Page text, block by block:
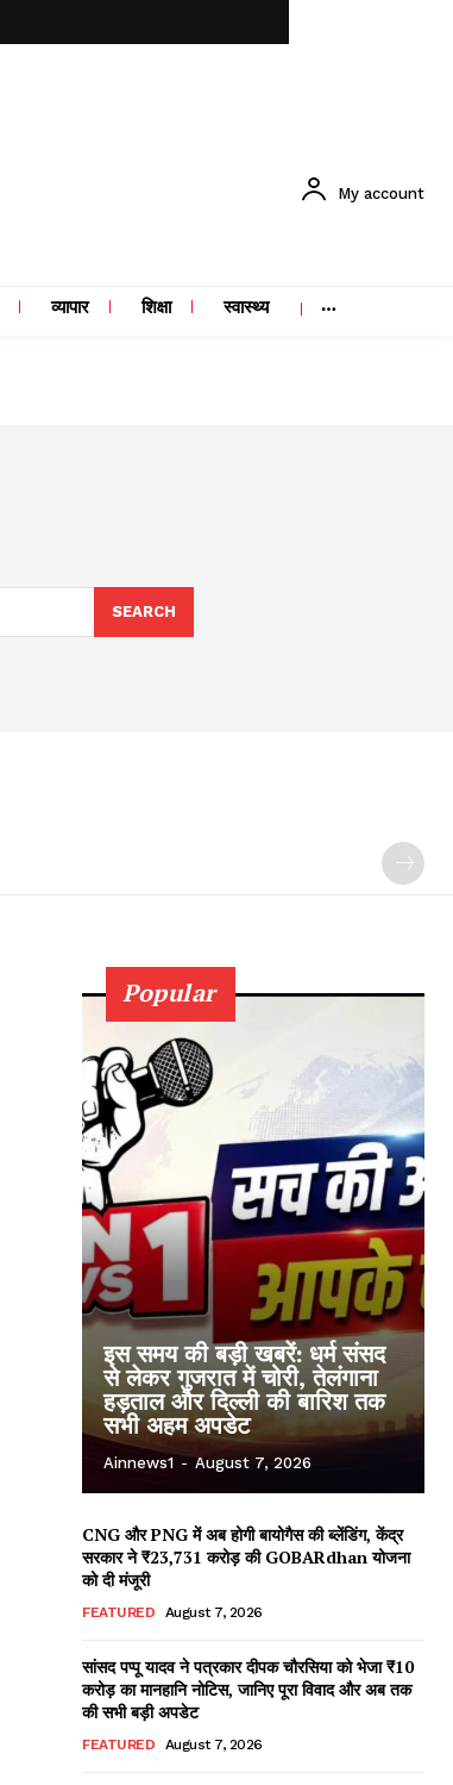
My account
व्यापार शिक्षा स्वास्थ्य
SEARCH
Popular
इस समय की बड़ी खबरें: धर्म संसद
से लेकर गुजरात में चोरी, तेलंगाना
हड़ताल और दिल्ली की बारिश तक
सभी अहम अपडेट
Ainnews1 - August 7, 2026
CNG और PNG में अब होगी बायोगैस की ब्लेंडिंग, केंद्र
सरकार ने ₹23,731 करोड़ की GOBARdhan योजना
को दी मंजूरी
FEATURED August 7, 2026
सांसद पप्पू यादव ने पत्रकार दीपक चौरसिया को भेजा ₹10
करोड़ का मानहानि नोटिस, जानिए पूरा विवाद और अब तक
की सभी बड़ी अपडेट
FEATURED August 7, 2026